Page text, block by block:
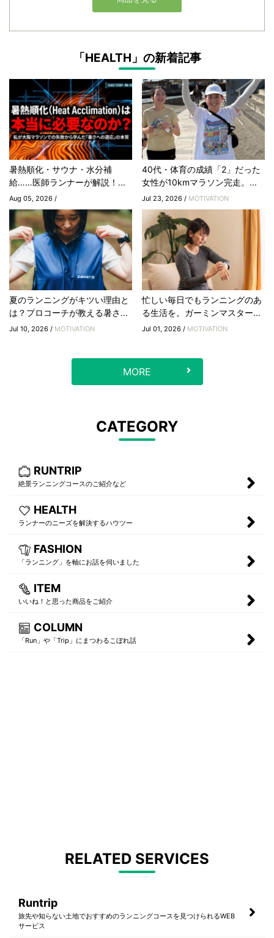
「HEALTH」の新着記事
暑熱順化・サウナ・水分補
給……医師ランナーが解説！...
Aug 05, 2026 /
40代・体育の成績「2」だった
女性が10kmマラソン完走。...
Jul 23, 2026 / MOTIVATION
夏のランニングがキツい理由と
は？プロコーチが教える暑さ...
Jul 10, 2026 / MOTIVATION
忙しい毎日でもランニングのあ
る生活を。ガーミンマスター...
Jul 01, 2026 / MOTIVATION
MORE
CATEGORY
RUNTRIP
絶景ランニングコースのご紹介など
HEALTH
ランナーのニーズを解決するハウツー
FASHION
「ランニング」を軸にお話を伺いました
ITEM
いいね！と思った商品をご紹介
COLUMN
「Run」や「Trip」にまつわるこぼれ話
RELATED SERVICES
Runtrip
旅先や知らない土地でおすすめのランニングコースを見つけられるWEB
サービス